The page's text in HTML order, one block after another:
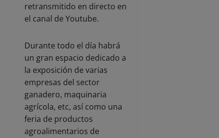
retransmitido en directo en
el canal de Youtube.
Durante todo el día habrá
un gran espacio dedicado a
la exposición de varias
empresas del sector
ganadero, maquinaria
agrícola, etc, así como una
feria de productos
agroalimentarios de